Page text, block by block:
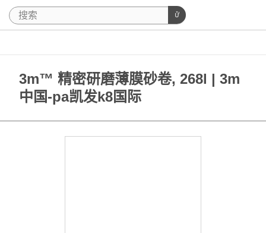
3m™ 精密研磨薄膜砂卷, 268l | 3m
中国-pa凯发k8国际